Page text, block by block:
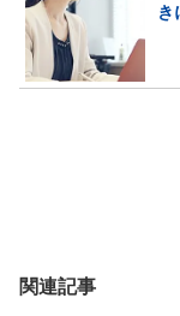
き
関連記事